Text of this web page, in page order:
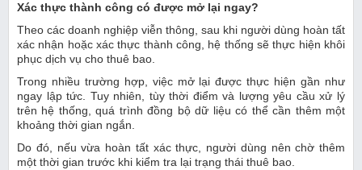
Xác thực thành công có được mở lại ngay?
Theo các doanh nghiệp viễn thông, sau khi người dùng hoàn tất
xác nhận hoặc xác thực thành công, hệ thống sẽ thực hiện khôi
phục dịch vụ cho thuê bao.
Trong nhiều trường hợp, việc mở lại được thực hiện gần như
ngay lập tức. Tuy nhiên, tùy thời điểm và lượng yêu cầu xử lý
trên hệ thống, quá trình đồng bộ dữ liệu có thể cần thêm một
khoảng thời gian ngắn.
Do đó, nếu vừa hoàn tất xác thực, người dùng nên chờ thêm
một thời gian trước khi kiểm tra lại trạng thái thuê bao.